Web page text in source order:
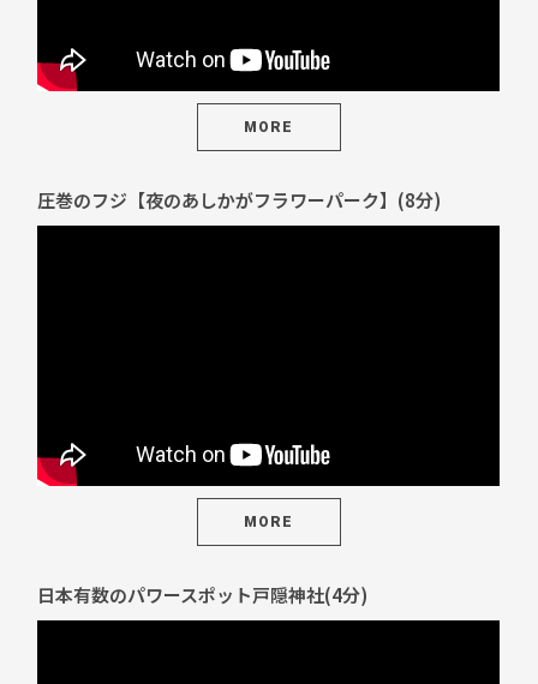
MORE
圧巻のフジ【夜のあしかがフラワーパーク】(8分)
MORE
日本有数のパワースポット戸隠神社(4分)